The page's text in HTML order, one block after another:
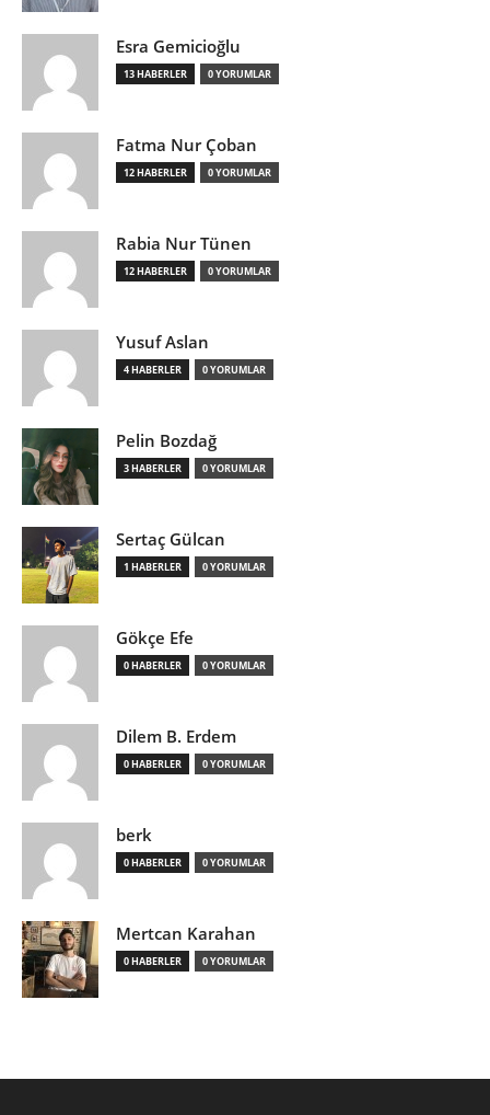
Esra Gemicioğlu
13 HABERLER 0 YORUMLAR
Fatma Nur Çoban
12 HABERLER 0 YORUMLAR
Rabia Nur Tünen
12 HABERLER 0 YORUMLAR
Yusuf Aslan
4 HABERLER 0 YORUMLAR
Pelin Bozdağ
3 HABERLER 0 YORUMLAR
Sertaç Gülcan
1 HABERLER 0 YORUMLAR
Gökçe Efe
0 HABERLER 0 YORUMLAR
Dilem B. Erdem
0 HABERLER 0 YORUMLAR
berk
0 HABERLER 0 YORUMLAR
Mertcan Karahan
0 HABERLER 0 YORUMLAR